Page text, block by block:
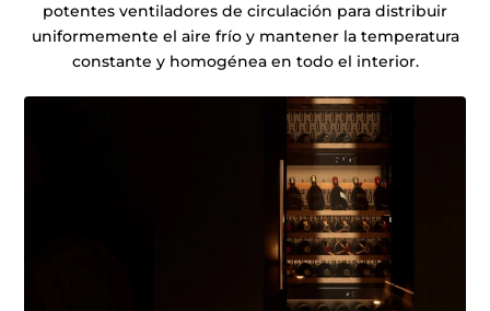
potentes ventiladores de circulación para distribuir
uniformemente el aire frío y mantener la temperatura
constante y homogénea en todo el interior.